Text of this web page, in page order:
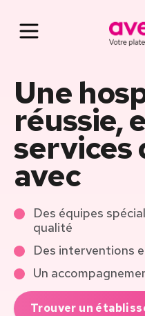
Des équipes
qualité
Des interventions
Un
Trouver un
Une
réussie,
services
avec